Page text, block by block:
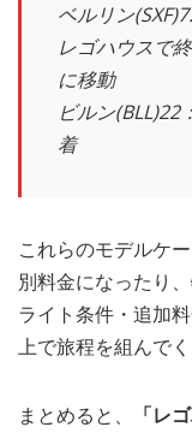
ベルリン
レゴハウスで
に移動
ビルン
着
これらのモデルケ
別料金になったり
ライト条件・追加
上で旅程を組んでく
まとめると、
「レ